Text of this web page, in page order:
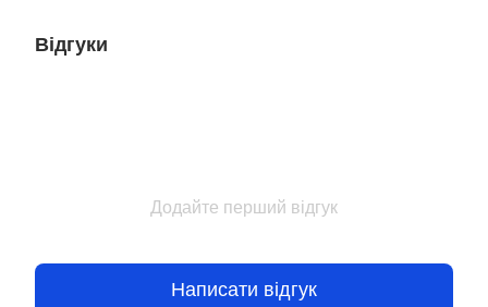
Відгуки
Додайте перший відгук
Написати відгук